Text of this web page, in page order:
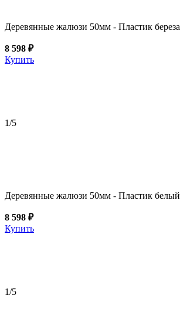
Деревянные жалюзи 50мм - Пластик береза
8 598 ₽
Купить
1/5
Деревянные жалюзи 50мм - Пластик белый
8 598 ₽
Купить
1/5